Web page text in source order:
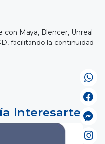
con Maya, Blender, Unreal
facilitando la continuidad
Interesarte